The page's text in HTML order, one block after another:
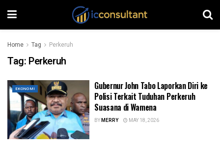
Home Tag Perkeruh
Tag: Perkeruh
EKONOMI
Gubernur John Tabo Laporkan Diri ke
Polisi Terkait Tuduhan Perkeruh
Suasana di Wamena
BYMERRY MAY 18, 2026